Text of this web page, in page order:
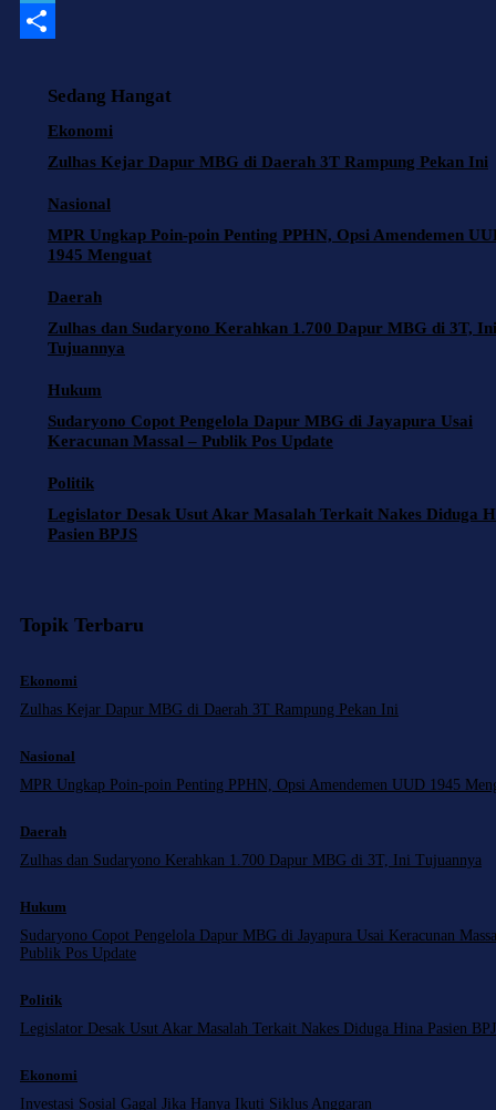
baw
T
Sedang Hangat
Ekonomi
Zulhas Kejar Dapur MBG di Daerah 3T Rampung Pekan Ini
Nasional
MPR Ungkap Poin-poin Penting PPHN, Opsi Amendemen
1945 Menguat
Daerah
Zulhas dan Sudaryono Kerahkan 1.700 Dapur MBG di 3T, Ini
Tujuannya
Hukum
Sudaryono Copot Pengelola Dapur MBG di Jayapura Usai
Keracunan Massal – Publik Pos Update
Politik
Legislator Desak Usut Akar Masalah Terkait Nakes Diduga
Pasien BPJS
Topik Terbaru
Ekonomi
Zulhas Kejar Dapur MBG di Daerah 3T Rampung Pekan Ini
Nasional
MPR Ungkap Poin-poin Penting PPHN, Opsi Amendemen UUD 1945
Daerah
Zulhas dan Sudaryono Kerahkan 1.700 Dapur MBG di 3T, Ini Tujuannya
Hukum
Sudaryono Copot Pengelola Dapur MBG di Jayapura Usai Keracunan
Publik Pos Update
Politik
Legislator Desak Usut Akar Masalah Terkait Nakes Diduga Hina Pasien
Ekonomi
Investasi Sosial Gagal Jika Hanya Ikuti Siklus Anggaran